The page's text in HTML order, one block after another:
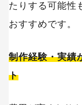
たりする可能性
おすすめです。
制作経験・実績
ト